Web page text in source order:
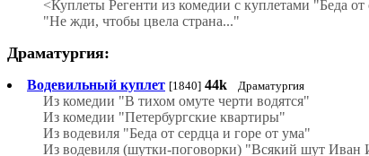
<Куплеты Регенти из комедии с куплетами "Беда
"Не жди, чтобы цвела страна..."
Драматургия:
Водевильный куплет [1840] 44k Драматургия
Из комедии "В тихом омуте черти водятся"
Из комедии "Петербургские квартиры"
Из водевиля "Беда от сердца и горе от ума"
Из водевиля (шутки-поговорки) "Всякий шут Иван